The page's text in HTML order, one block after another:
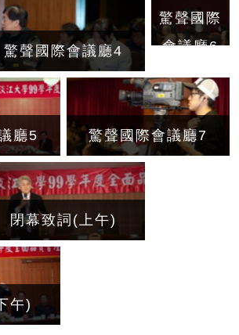
驚聲國際會議廳4
廳5
驚聲國際
會議廳6
驚聲國際會議廳7
閉幕致詞(上午)
午)